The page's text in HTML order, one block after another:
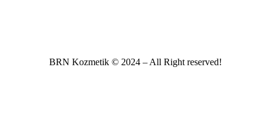
BRN Kozmetik © 2024 – All Right reserved!